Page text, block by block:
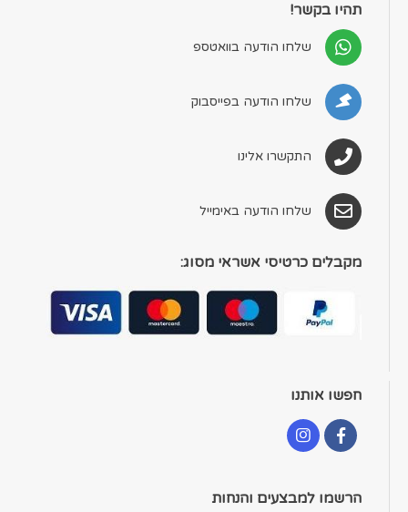
תהיו בקשר!
שלחו הודעה בוואטספ
שלחו הודעה בפייסבוק
התקשרו אלינו
שלחו הודעה באימייל
מקבלים כרטיסי אשראי מסוג:
חפשו אותנו
הרשמו למבצעים והנחות